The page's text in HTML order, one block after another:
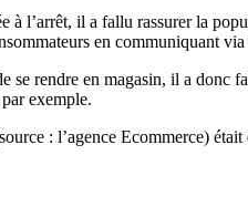
à l’arrêt, il a fallu rassurer la
en communiquant
se rendre en magasin, il a
exemple.
: l’agence Ecommerce)